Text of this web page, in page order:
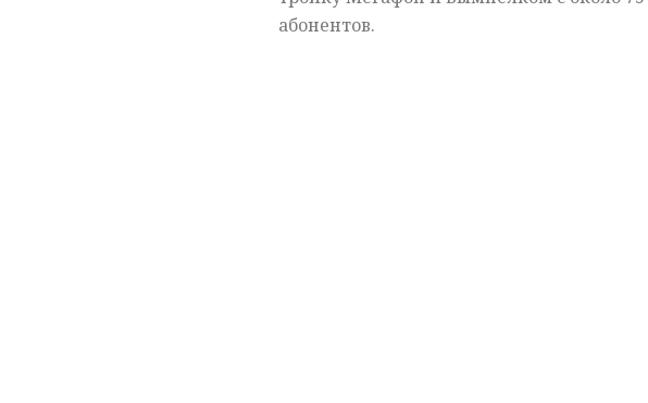
абонентов.